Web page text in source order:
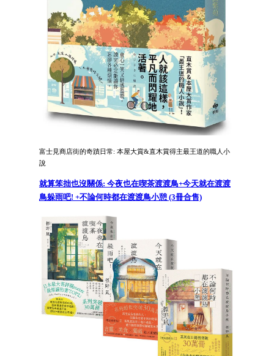
富士見商店街的奇蹟日常: 本屋大賞&直木賞得主最王道的職人小
說
就算笨拙也沒關係: 今夜也在喫茶渡渡鳥+今天就在渡渡
鳥躲雨吧! +不論何時都在渡渡鳥小憩 (3冊合售)